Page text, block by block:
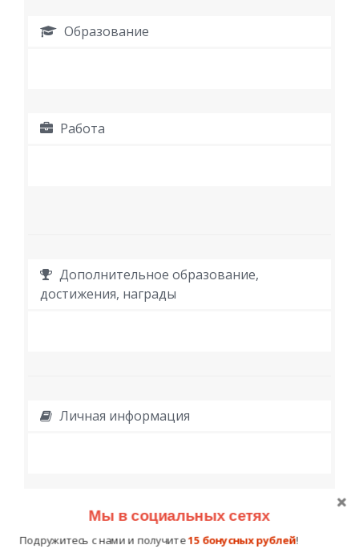
Образование
Работа
Дополнительное образование,
достижения, награды
Личная информация
Публикации пользователя
Мы в социальных сетях
Подружитесь с нами и получите15 бонусных рублей!